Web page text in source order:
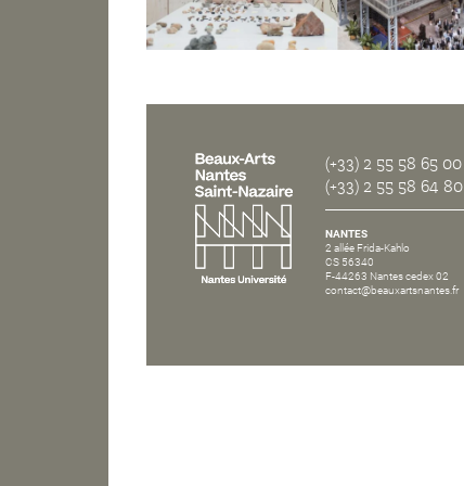
(+33) 2 55 58 65 00
(+33) 2 55 58 64 80
NANTES
2 allée Frida-Kahlo
CS 56340
F-44263 Nantes cedex 02
contact@beauxartsnantes.fr